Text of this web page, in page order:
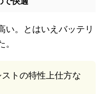
い。とはいえバッテリ
トの特性上仕方な